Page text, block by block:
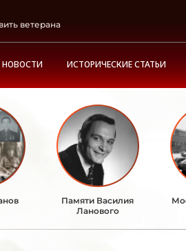
ветерана
НОВОСТИ ИСТОРИЧЕСКИЕ СТАТЬИ
Памяти Василия
Ланового